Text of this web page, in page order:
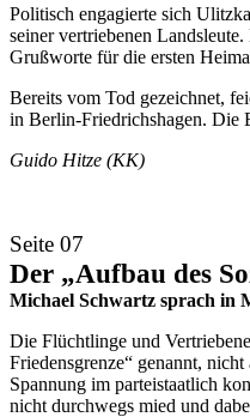
Politisch engagierte sich
seiner vertriebenen
Grußworte für die ersten
Bereits vom Tod gezeichnet,
in Berlin-Friedrichshagen. Die
Guido Hitze (KK)
Seite 07
Der „Aufbau des
Michael Schwartz sprach in
Die Flüchtlinge und
Friedensgrenze“ genannt,
Spannung im parteistaatlich
nicht durchwegs mied und